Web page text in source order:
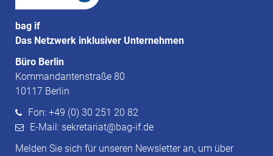
bag if
Das Netzwerk inklusiver Unternehmen
Büro Berlin
Kommandantenstraße 80
10117 Berlin
Fon: +49 (0) 30 251 20 82
E-Mail: sekretariat@bag-if.de
Melden Sie sich für unseren Newsletter an, um über